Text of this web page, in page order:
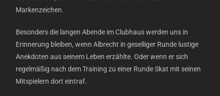
Markenzeichen.
Besonders die langen Abende im Clubhaus werden uns in
Erinnerung bleiben, wenn Albrecht in geselliger Runde lustige
Anekdoten aus seinem Leben erzählte. Oder wenn er sich
regelmäßig nach dem Training zu einer Runde Skat mit seinen
Mitspielern dort eintraf.